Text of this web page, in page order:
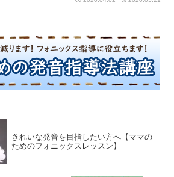
きれいな発音を目指したい方へ【ママの
ためのフォニックスレッスン】